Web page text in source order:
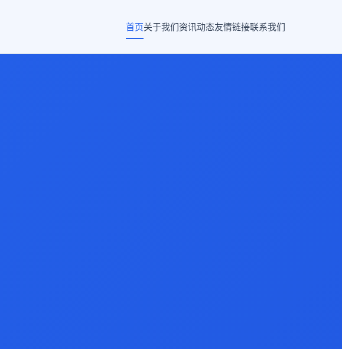
首页关于我们资讯动态友情链接联系我们